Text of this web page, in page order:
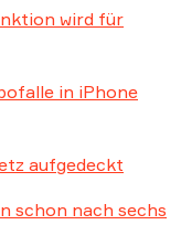
wird für
in iPhone
aufgedeckt
schon nach sechs